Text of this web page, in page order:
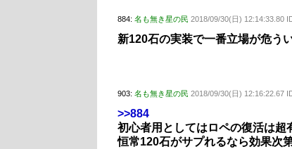
884: 名も無き星の民 2018/09/30(日) 12:14:33.80
新120石の実装で一番立場が危う
903: 名も無き星の民 2018/09/30(日) 12:16:22.67
>>884
初心者用としてはロペの復活は超
恒常120石がサプれるなら効果次